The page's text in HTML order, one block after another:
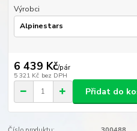
Výrobci
6 439 Kč/pár
5 321 Kč bez DPH
Přidat do